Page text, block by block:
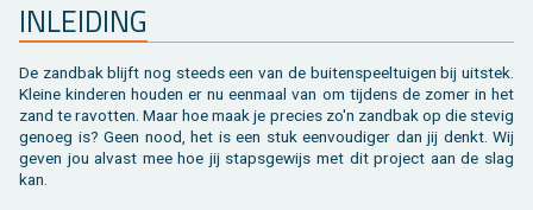
IN­LEI­DING
De zand­bak blijft nog steeds een van de bui­ten­speel­tui­gen bij uit­stek.
Klei­ne kin­de­ren hou­den er nu een­maal van om tij­dens de zomer in het
zand te ra­vot­ten. Maar hoe maak je pre­cies zo'n zand­bak op die ste­vig
ge­noeg is? Geen nood, het is een stuk een­vou­di­ger dan jij denkt. Wij
geven jou al­vast mee hoe jij staps­ge­wijs met dit pro­ject aan de slag
kan.
Toebehoren tegels / bestrating
Bekijk alles van terras
Vierkante palen
Gleufpalen
Toebehoren
Bekijk alles van bijgebouw
Toebehoren
Bekijk alles van constructie
Speeltuigen
Dierenverblijf
Onderhoudsproducten